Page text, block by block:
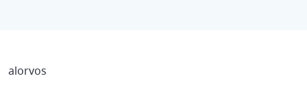
alorvos